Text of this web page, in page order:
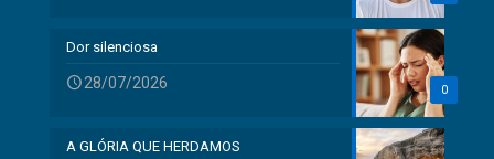
0
Dor silenciosa
28/07/2026
A GLÓRIA QUE HERDAMOS